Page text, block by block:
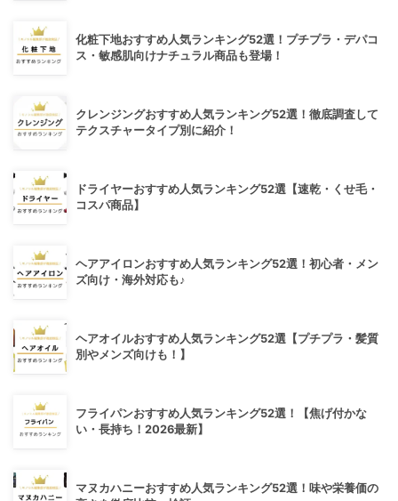
化粧下地おすすめ人気ランキング52選！プチプラ・デパコ
ス・敏感肌向けナチュラル商品も登場！
クレンジングおすすめ人気ランキング52選！徹底調査して
テクスチャータイプ別に紹介！
ドライヤーおすすめ人気ランキング52選【速乾・くせ毛・
コスパ商品】
ヘアアイロンおすすめ人気ランキング52選！初心者・メン
ズ向け・海外対応も♪
ヘアオイルおすすめ人気ランキング52選【プチプラ・髪質
別やメンズ向けも！】
フライパンおすすめ人気ランキング52選！【焦げ付かな
い・長持ち！2026最新】
マヌカハニーおすすめ人気ランキング52選！味や栄養価の